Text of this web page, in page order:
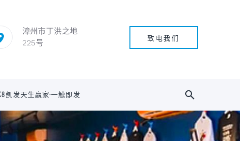
漳州市丁洪之地
225号
致电我们
凯发天生赢家·一触即发